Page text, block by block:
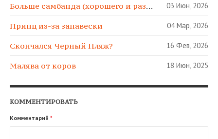
Больше самбанда (хорошего и разного)! 03 Июн, 2026
Принц из-за занавески 04 Мар, 2026
Скончался Черный Пляж? 16 Фев, 2026
Малява от коров 18 Июн, 2025
КОММЕНТИРОВАТЬ
Комментарий *